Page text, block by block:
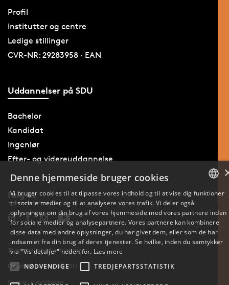
Profil
Institutter og centre
Ledige stillinger
CVR-NR: 29283958 · EAN
Uddannelser på SDU
Bachelor
Kandidat
Ingeniør
Efter- og videreuddannelse
Følg os
Tilgængelighedserklæring
Databeskyttelse på SDU
Cookie-indstillinger
ENGLISH
Denne hjemmeside bruger cookies
Vi bruger cookies til at tilpasse vores indhold og til at vise dig funktioner
til sociale medier og til at analysere vores trafik. Vi deler også
oplysninger om din brug af vores hjemmeside med vores partnere inden
for sociale medier og analysepartnere. Vores partnere kan kombinere
disse data med andre oplysninger, du har givet dem, eller som de har
indsamlet fra din brug af deres tjenester. Se hvilke, inden du samtykker
via "Vis detaljer" neden for. Læs mere
NØDVENDIGE
TREDJEPARTSSTATISTIK